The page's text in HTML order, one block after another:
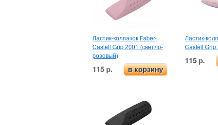
Ластик-колпачок Faber-
Castell Grip 2001 (светло-
розовый)
115 р. в корзину
Ластик-
Castell
115 р.